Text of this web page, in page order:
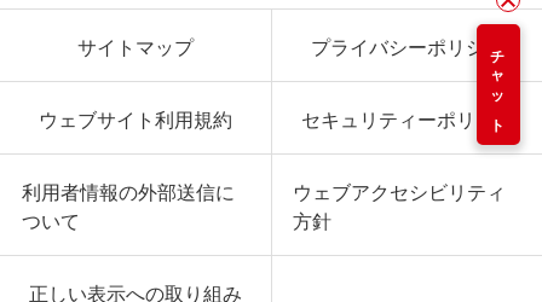
チャット
サイトマップ プライバシーポリシー
ウェブサイト利用規約 セキュリティーポリシー
利用者情報の外部送信に
ついて
ウェブアクセシビリティ
方針
正しい表示への取り組み